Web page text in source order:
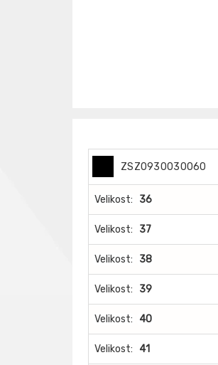
ZSZ0930030060
Velikost: 36
Velikost: 37
Velikost: 38
Velikost: 39
Velikost: 40
Velikost: 41